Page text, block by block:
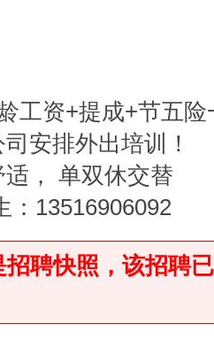
工资+提成+节五
安排外出培训！
， 单双休交替
：13516906092
聘快照，该招聘